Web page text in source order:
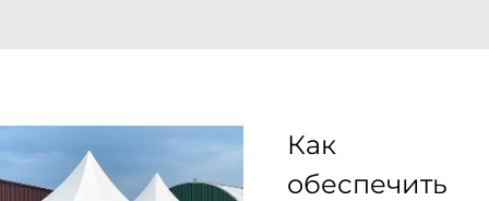
Как
обеспечить